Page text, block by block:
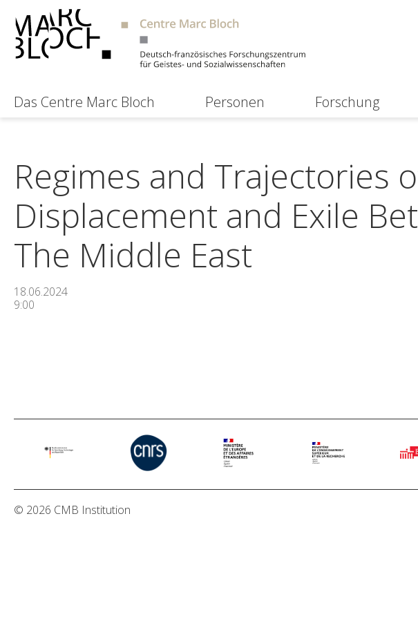
Das Centre Marc Bloch Personen Forschung
Regimes and Trajectories
Displacement and Exile
The Middle East
18.06.2024
9:00
© 2026 CMB Institution